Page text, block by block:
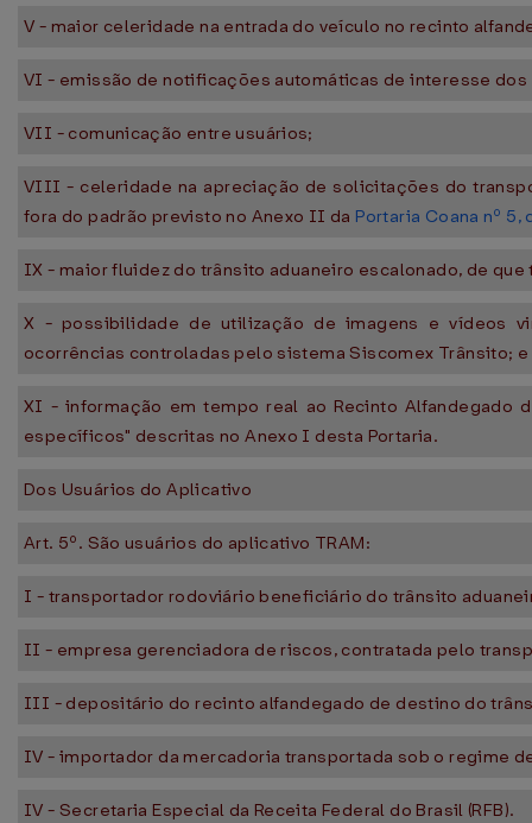
V - maior celeridade na entrada do veículo no recinto
VI - emissão de notificações automáticas de interesse dos
VII - comunicação entre usuários;
VIII - celeridade na apreciação de solicitações do
fora do padrão previsto no Anexo II da Portaria Coana nº 5,
IX - maior fluidez do trânsito aduaneiro escalonado, de
X - possibilidade de utilização de imagens e vídeos
ocorrências controladas pelo sistema Siscomex Trânsito; e
XI - informação em tempo real ao Recinto
específicos" descritas no Anexo I desta Portaria.
Dos Usuários do Aplicativo
Art. 5º. São usuários do aplicativo TRAM:
I - transportador rodoviário beneficiário do trânsito
II - empresa gerenciadora de riscos, contratada pelo
III - depositário do recinto alfandegado de destino do
IV - importador da mercadoria transportada sob o regime
IV - Secretaria Especial da Receita Federal do Brasil (RFB).